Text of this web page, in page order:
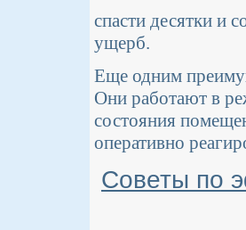
спасти десятки и
ущерб.
Еще одним
Они работают в
состояния
оперативно
Советы по